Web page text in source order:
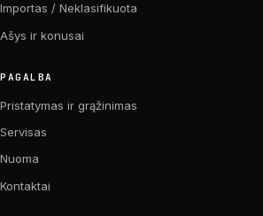
Importas / Neklasifikuota
Ašys ir konusai
PAGALBA
Pristatymas ir grąžinimas
Servisas
Nuoma
Kontaktai